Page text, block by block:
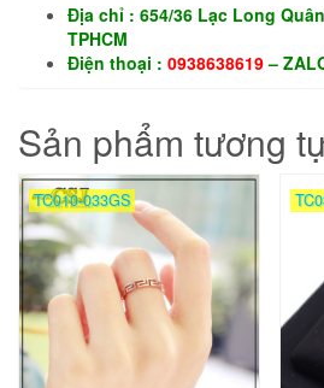
Địa chỉ : 654/36 Lạc Long
TPHCM
Điện thoại : 0938638619–
Sản phẩm tương
TC010-033GS